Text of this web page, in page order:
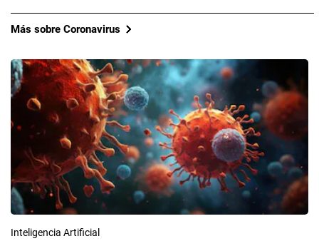
Más sobre Coronavirus
Inteligencia Artificial